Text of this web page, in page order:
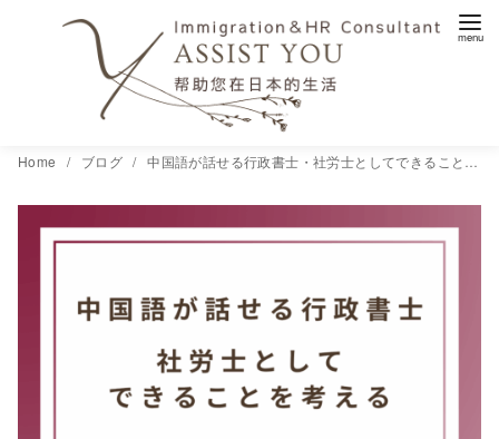
Home ブログ 中国語が話せる行政書士・社労士としてできることを考える